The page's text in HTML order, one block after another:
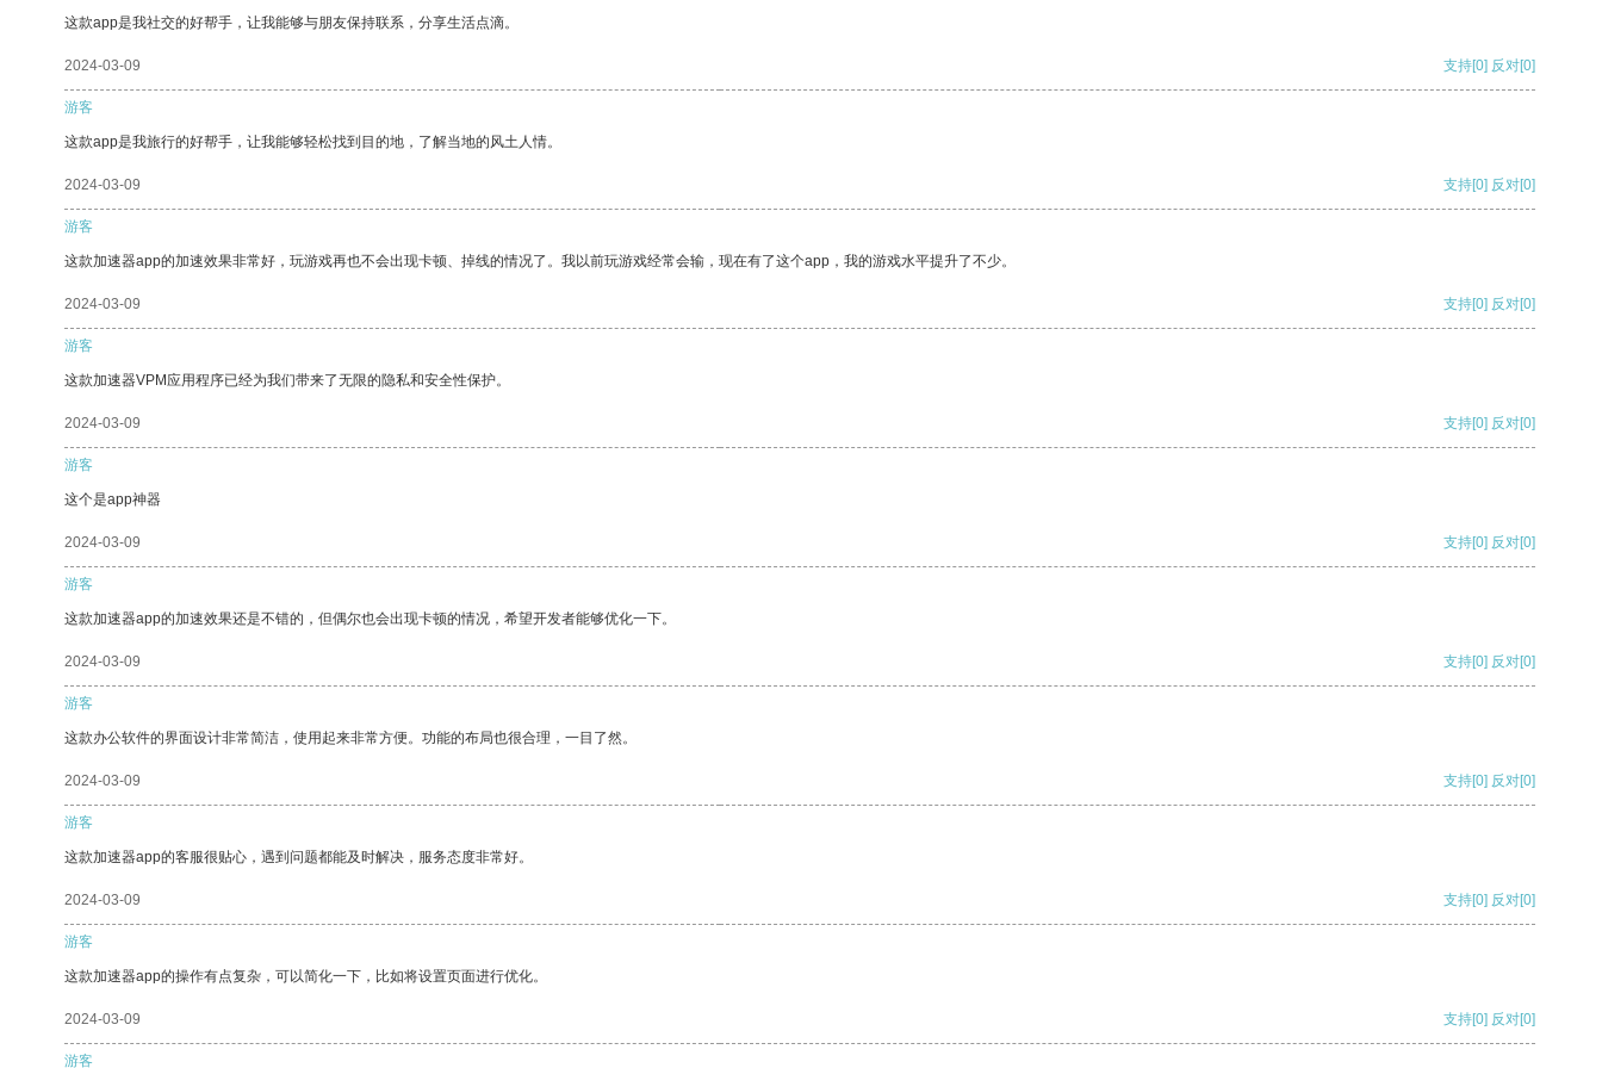
这款app是我社交的好帮手，让我能够与朋友保持联系，分享生活点滴。
2024-03-09 支持[0] 反对[0]
游客
这款app是我旅行的好帮手，让我能够轻松找到目的地，了解当地的风土人情。
2024-03-09 支持[0] 反对[0]
游客
这款加速器app的加速效果非常好，玩游戏再也不会出现卡顿、掉线的情况了。我以前玩游戏经常会输，现在有了这个app，我的游戏水平提升了不少。
2024-03-09 支持[0] 反对[0]
游客
这款加速器VPM应用程序已经为我们带来了无限的隐私和安全性保护。
2024-03-09 支持[0] 反对[0]
游客
这个是app神器
2024-03-09 支持[0] 反对[0]
游客
这款加速器app的加速效果还是不错的，但偶尔也会出现卡顿的情况，希望开发者能够优化一下。
2024-03-09 支持[0] 反对[0]
游客
这款办公软件的界面设计非常简洁，使用起来非常方便。功能的布局也很合理，一目了然。
2024-03-09 支持[0] 反对[0]
游客
这款加速器app的客服很贴心，遇到问题都能及时解决，服务态度非常好。
2024-03-09 支持[0] 反对[0]
游客
这款加速器app的操作有点复杂，可以简化一下，比如将设置页面进行优化。
2024-03-09 支持[0] 反对[0]
游客